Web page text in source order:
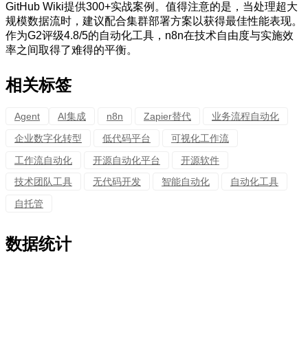
GitHub Wiki提供300+实战案例。值得注意的是，当处理超大
规模数据流时，建议配合集群部署方案以获得最佳性能表现。
作为G2评级4.8/5的自动化工具，n8n在技术自由度与实施效
率之间取得了难得的平衡。
相关标签
Agent AI集成 n8n Zapier替代
业务流程自动化
企业数字化转型
低代码平台
可视化工作流
工作流自动化
开源自动化平台
开源软件
技术团队工具
无代码开发 智能自动化
自动化工具
自托管
数据统计